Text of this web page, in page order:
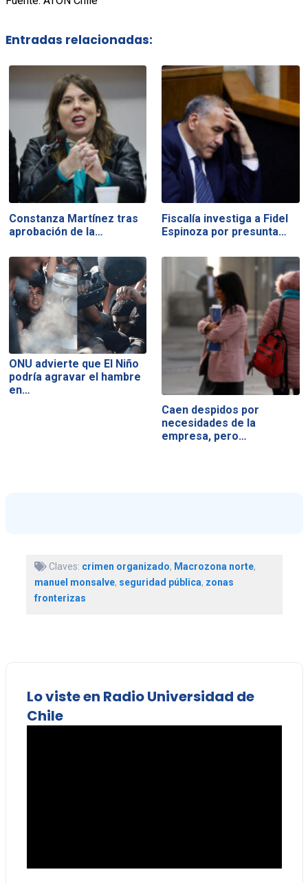
Entradas relacionadas:
Constanza Martínez tras
aprobación de la…
Fiscalía investiga a Fidel
Espinoza por presunta…
ONU advierte que El Niño
podría agravar el hambre
en…
Caen despidos por
necesidades de la
empresa, pero…
Claves: crimen organizado, Macrozona norte,
manuel monsalve, seguridad pública, zonas
fronterizas
Lo viste en Radio Universidad de
Chile